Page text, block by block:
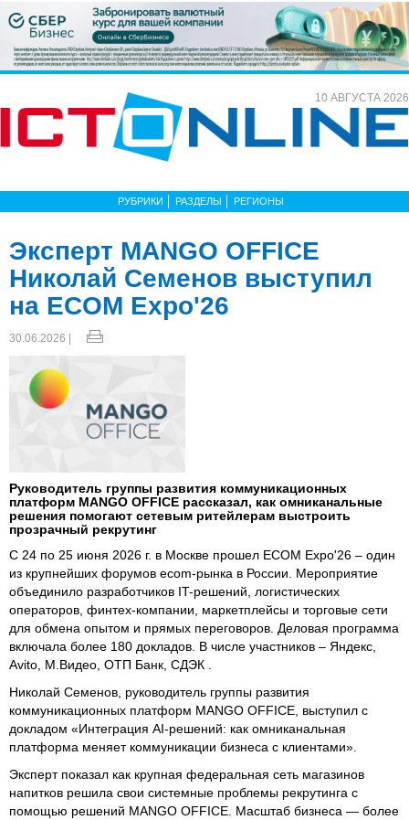
10 АВГУСТА 2026
РУБРИКИ РАЗДЕЛЫ РЕГИОНЫ
Эксперт MANGO OFFICE
Николай Семенов выступил
на ECOM Expo'26
30.06.2026 |
Руководитель группы развития коммуникационных
платформ MANGO OFFICE рассказал, как омниканальные
решения помогают сетевым ритейлерам выстроить
прозрачный рекрутинг
С 24 по 25 июня 2026 г. в Москве прошел ECOM Expo'26 – один
из крупнейших форумов ecom-рынка в России. Мероприятие
объединило разработчиков IT-решений, логистических
операторов, финтех-компании, маркетплейсы и торговые сети
для обмена опытом и прямых переговоров. Деловая программа
включала более 180 докладов. В числе участников – Яндекс,
Avito, М.Видео, ОТП Банк, СДЭК .
Николай Семенов, руководитель группы развития
коммуникационных платформ MANGO OFFICE, выступил с
докладом «Интеграция AI-решений: как омниканальная
платформа меняет коммуникации бизнеса с клиентами».
Эксперт показал как крупная федеральная сеть магазинов
напитков решила свои системные проблемы рекрутинга с
помощью решений MANGO OFFICE. Масштаб бизнеса — более